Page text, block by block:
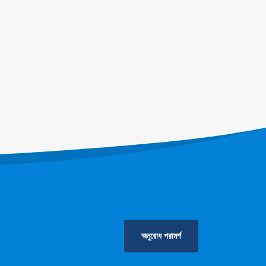
অনুরোধ পরামর্শ